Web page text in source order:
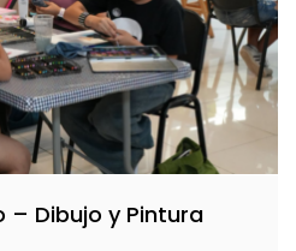
– Dibujo y Pintura